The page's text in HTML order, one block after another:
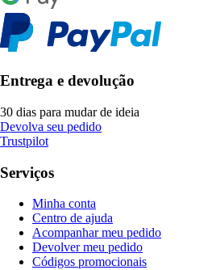
Entrega e devolução
30 dias para mudar de ideia
Devolva seu pedido
Trustpilot
Serviços
Minha conta
Centro de ajuda
Acompanhar meu pedido
Devolver meu pedido
Códigos promocionais